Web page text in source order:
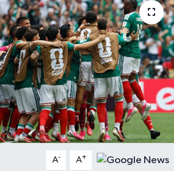
A- A+
Canlı Yayın izle